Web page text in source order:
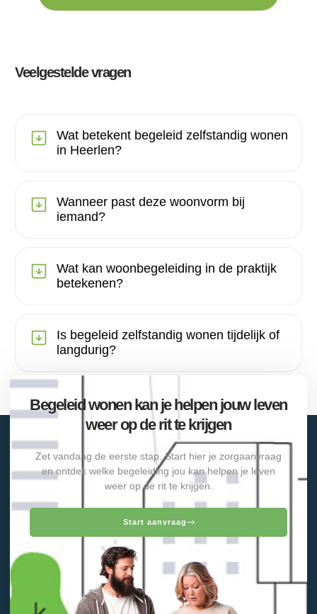
Veelgestelde vragen
Wat betekent begeleid zelfstandig wonen
in Heerlen?
Wanneer past deze woonvorm bij
iemand?
Wat kan woonbegeleiding in de praktijk
betekenen?
Is begeleid zelfstandig wonen tijdelijk of
langdurig?
Begeleid wonen kan je helpen jouw leven
weer op de rit te krijgen
Zet vandaag de eerste stap. Start hier je zorgaanvraag
en ontdek welke begeleiding jou kan helpen je leven
weer op de rit te krijgen.
Start aanvraag